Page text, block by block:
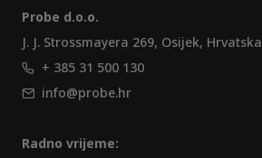
Probe d.o.o.
J. J. Strossmayera 269, Osijek, Hrvatska
+ 385 31 500 130
info@probe.hr
Radno vrijeme: